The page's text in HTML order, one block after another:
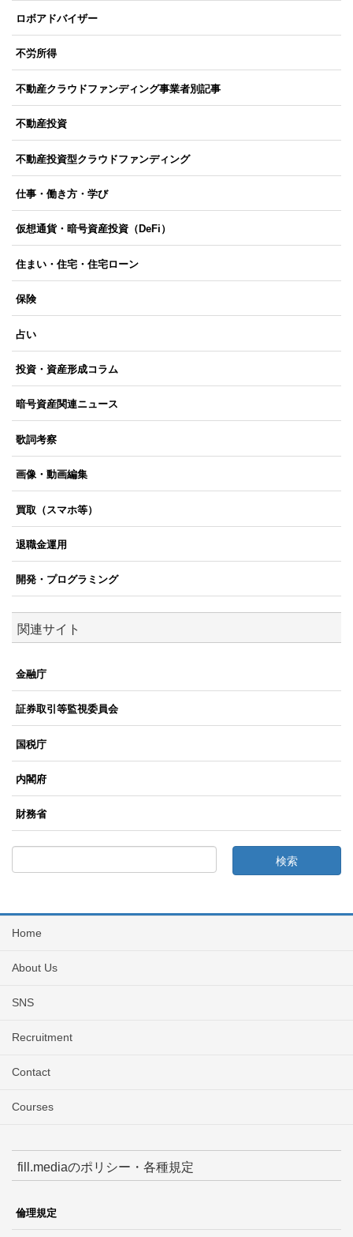
ロボアドバイザー
不労所得
不動産クラウドファンディング事業者別記事
不動産投資
不動産投資型クラウドファンディング
仕事・働き方・学び
仮想通貨・暗号資産投資（DeFi）
住まい・住宅・住宅ローン
保険
占い
投資・資産形成コラム
暗号資産関連ニュース
歌詞考察
画像・動画編集
買取（スマホ等）
退職金運用
開発・プログラミング
関連サイト
金融庁
証券取引等監視委員会
国税庁
内閣府
財務省
Home
About Us
SNS
Recruitment
Contact
Courses
fill.mediaのポリシー・各種規定
倫理規定